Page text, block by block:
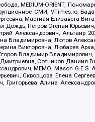
MEDIUM-ORIENT,
СМИ, VTimes.io,
Маетная Елизавета
Дождь, Петров Степан
Александрович, Альтаир
Владимировна, Лютов
Викторовна, Любарев
Владимир Владимирович,
Сотников Даниил
МЕМО, Mason G.E.S.
Скворцова Елена
Алина